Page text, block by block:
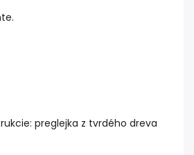
preglejka z tvrdého dreva